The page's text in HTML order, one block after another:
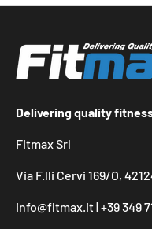
Delivering quality
Fitmax Srl
Via F.lli Cervi 169/O,
info@fitmax.it | +39 349